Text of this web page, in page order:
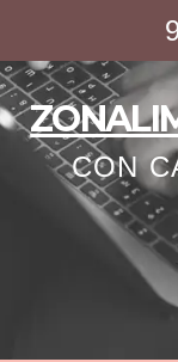
contenido
CON